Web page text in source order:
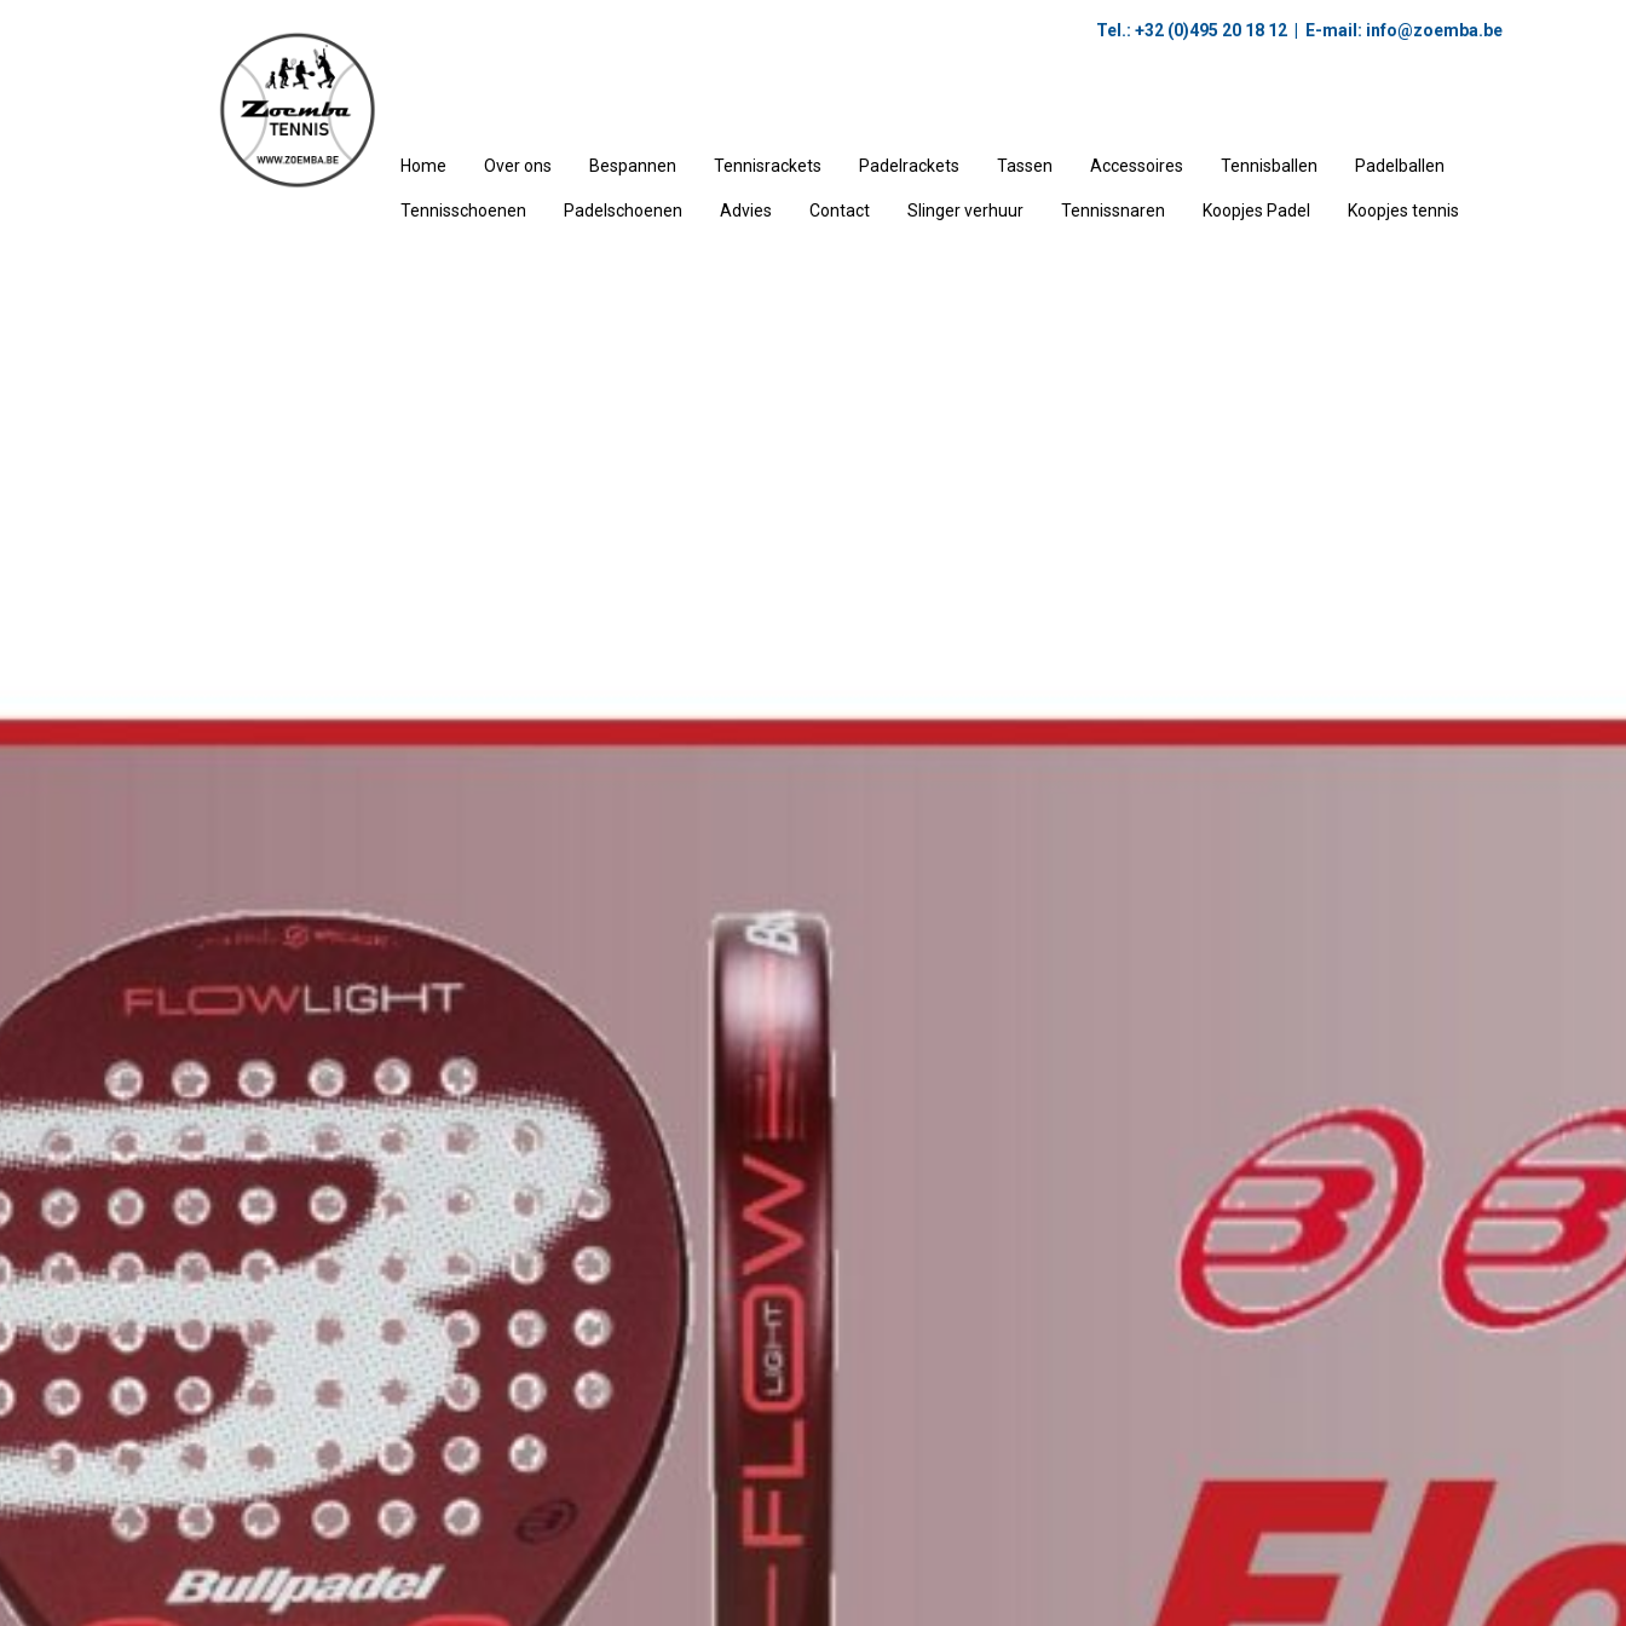
Tel.: +32 (0)495 20 18 12‬ | E-mail: info@zoemba.be
Home Over ons Bespannen Tennisrackets Padelrackets Tassen Accessoires Tennisballen Padelballen
Tennisschoenen Padelschoenen Advies Contact Slinger verhuur Tennissnaren Koopjes Padel Koopjes tennis